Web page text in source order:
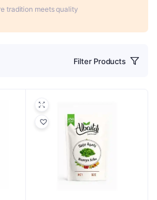
tradition meets quality.
Filter Products